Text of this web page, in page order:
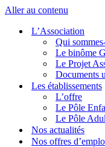
Aller au contenu
L’Association
Qui
Le binôme
Le Projet
Documents
Les établissements
L’offre
Le Pôle
Le Pôle
Nos actualités
Nos offres